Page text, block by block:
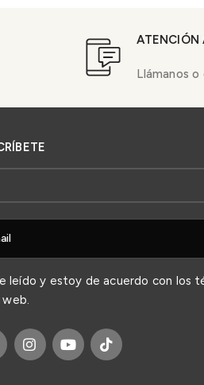
ATENCIÓN
Llámanos o
leído y estoy de acuerdo con los